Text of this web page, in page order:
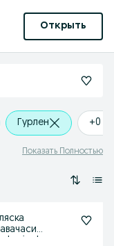
Открыть
Гурлен +0
Показать Полностью